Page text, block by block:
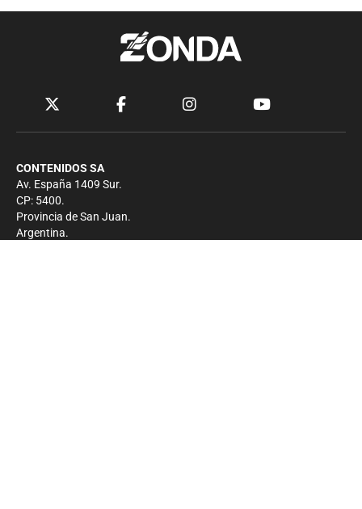
CONTENIDOS SA
Av. España 1409 Sur.
CP: 5400.
Provincia de San Juan.
Argentina.